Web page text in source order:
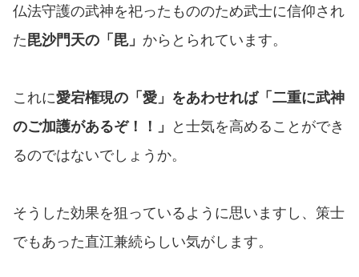
仏法守護の武神を祀ったもののため武士に信仰され
た毘沙門天の「毘」 からとられています。
これに愛宕権現の「愛」をあわせれば「二重に武神
のご加護があるぞ！！」
と士気を高めることができ
るのではないでしょうか。
そうした効果を狙っているように思いますし、策士
でもあった直江兼続らしい気がします。